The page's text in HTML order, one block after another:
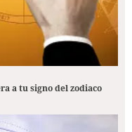
a tu signo del zodiaco